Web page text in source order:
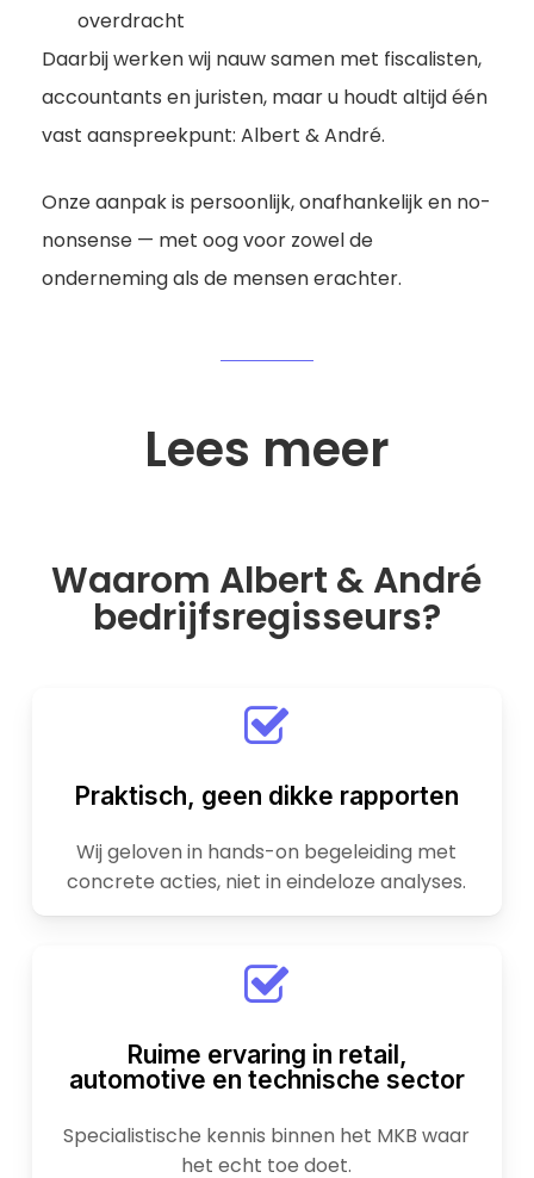
overdracht
Daarbij werken wij nauw samen met fiscalisten,
accountants en juristen, maar u houdt altijd één
vast aanspreekpunt: Albert & André.
Onze aanpak is persoonlijk, onafhankelijk en no-
nonsense — met oog voor zowel de
onderneming als de mensen erachter.
Lees meer
Waarom Albert & André
bedrijfsregisseurs?
Praktisch, geen dikke rapporten
Wij geloven in hands-on begeleiding met
concrete acties, niet in eindeloze analyses.
Ruime ervaring in retail,
automotive en technische sector
Specialistische kennis binnen het MKB waar
het echt toe doet.